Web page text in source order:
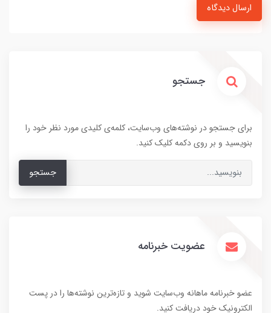
ارسال دیدگاه
جستجو
برای جستجو در نوشته‌های وب‌سایت، کلمه‌ی کلیدی مورد نظر خود را
بنویسید و بر روی دکمه کلیک کنید.
جستجو
عضویت خبرنامه
عضو خبرنامه ماهانه وب‌سایت شوید و تازه‌ترین نوشته‌ها را در پست
الکترونیک خود دریافت کنید.